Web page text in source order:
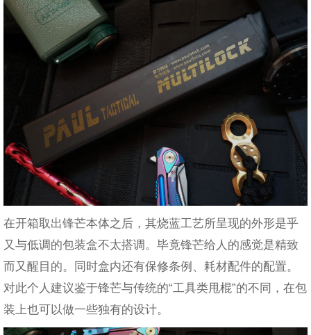
在开箱取出锋芒本体之后，其烧蓝工艺所呈现的外形是乎
又与低调的包装盒不太搭调。毕竟锋芒给人的感觉是精致
而又醒目的。同时盒内还有保修条例、耗材配件的配置。
对此个人建议鉴于锋芒与传统的“工具类甩棍”的不同，在包
装上也可以做一些独有的设计。